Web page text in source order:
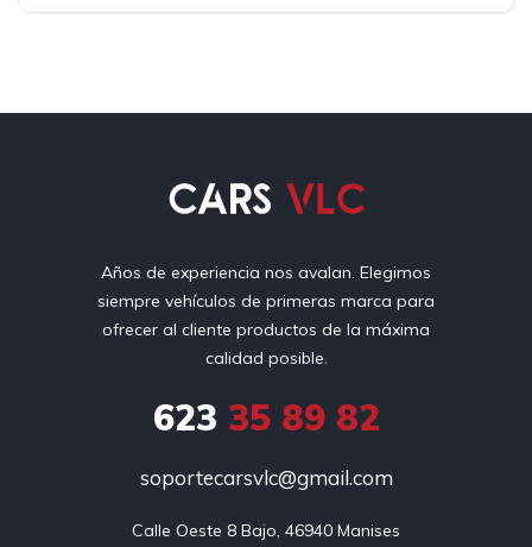
Años de experiencia nos avalan. Elegimos
siempre vehículos de primeras marca para
ofrecer al cliente productos de la máxima
calidad posible.
623 35 89 82
soportecarsvlc@gmail.com
Calle Oeste 8 Bajo, 46940 Manises